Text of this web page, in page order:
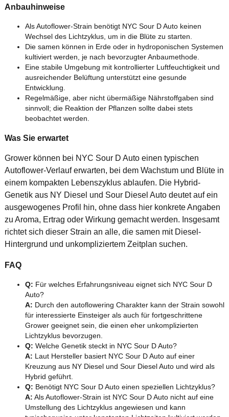
Anbauhinweise
Als Autoflower-Strain benötigt NYC Sour D Auto keinen
Wechsel des Lichtzyklus, um in die Blüte zu starten.
Die samen können in Erde oder in hydroponischen Systemen
kultiviert werden, je nach bevorzugter Anbaumethode.
Eine stabile Umgebung mit kontrollierter Luftfeuchtigkeit und
ausreichender Belüftung unterstützt eine gesunde
Entwicklung.
Regelmäßige, aber nicht übermäßige Nährstoffgaben sind
sinnvoll; die Reaktion der Pflanzen sollte dabei stets
beobachtet werden.
Was Sie erwartet
Grower können bei NYC Sour D Auto einen typischen
Autoflower-Verlauf erwarten, bei dem Wachstum und Blüte in
einem kompakten Lebenszyklus ablaufen. Die Hybrid-
Genetik aus NY Diesel und Sour Diesel Auto deutet auf ein
ausgewogenes Profil hin, ohne dass hier konkrete Angaben
zu Aroma, Ertrag oder Wirkung gemacht werden. Insgesamt
richtet sich dieser Strain an alle, die samen mit Diesel-
Hintergrund und unkompliziertem Zeitplan suchen.
FAQ
Q: Für welches Erfahrungsniveau eignet sich NYC Sour D
Auto?
A: Durch den autoflowering Charakter kann der Strain sowohl
für interessierte Einsteiger als auch für fortgeschrittene
Grower geeignet sein, die einen eher unkomplizierten
Lichtzyklus bevorzugen.
Q: Welche Genetik steckt in NYC Sour D Auto?
A: Laut Hersteller basiert NYC Sour D Auto auf einer
Kreuzung aus NY Diesel und Sour Diesel Auto und wird als
Hybrid geführt.
Q: Benötigt NYC Sour D Auto einen speziellen Lichtzyklus?
A: Als Autoflower-Strain ist NYC Sour D Auto nicht auf eine
Umstellung des Lichtzyklus angewiesen und kann